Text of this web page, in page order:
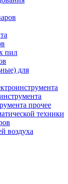
пил
для
прочее
техники
воздуха